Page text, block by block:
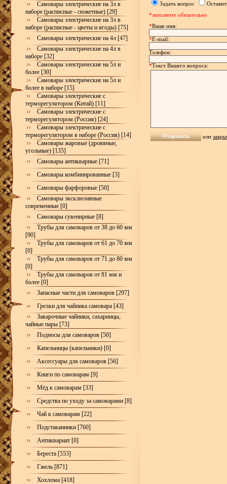
Самовары электрические на 3л в
наборе (расписные - сюжетные) [29]
Самовары электрические на 3л в
наборе (расписные - цветы и ягоды) [75]
Самовары электрические на 4л [47]
Самовары электрические на 4л в
наборе [32]
Самовары электрические на 5л и
более [30]
Самовары электрические на 5л и
более в наборе [15]
Самовары электрические с
терморегулятором (Китай) [11]
Самовары электрические с
терморегулятором (Россия) [24]
Самовары электрические с
терморегулятором в наборе (Россия) [14]
Самовары жаровые (дровяные,
угольные) [135]
Самовары антикварные [71]
Самовары комбинированные [3]
Самовары фарфоровые [50]
Самовары эксклюзивные
современные [0]
Самовары сувенирные [8]
Трубы для самоваров от 38 до 60 мм
[90]
Трубы для самоваров от 61 до 70 мм
[0]
Трубы для самоваров от 71 до 80 мм
[0]
Трубы для самоваров от 81 мм и
более [0]
Запасные части для самоваров [297]
Грелки для чайника самовара [43]
Заварочные чайники, сахарницы,
чайные пары [73]
Подносы для самоваров [50]
Капельницы (капельники) [0]
Аксессуары для самоваров [56]
Книги по самоварам [9]
Мёд к самоварам [33]
Средства по уходу за самоварами [8]
Чай к самоварам [22]
Подстаканники [760]
Антиквариат [0]
Береста [553]
Гжель [871]
Хохлома [418]
Задать вопрос
*заполните обязательно
*Ваше имя:
*E-mail:
Телефон:
*Текст Вашего вопроса:
или